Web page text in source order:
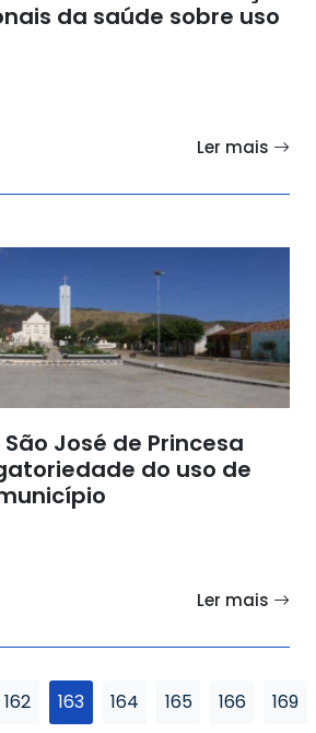
da saúde sobre uso
Ler mais
José de Princesa
do uso de
Ler mais
162 163 164 165 166 169